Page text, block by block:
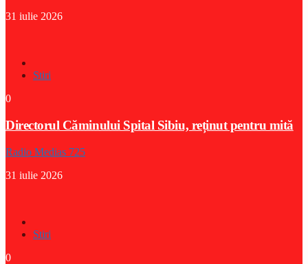
31 iulie 2026
Stiri
0
Directorul Căminului Spital Sibiu, reținut pentru mită
Radio Medias 725
31 iulie 2026
Stiri
0